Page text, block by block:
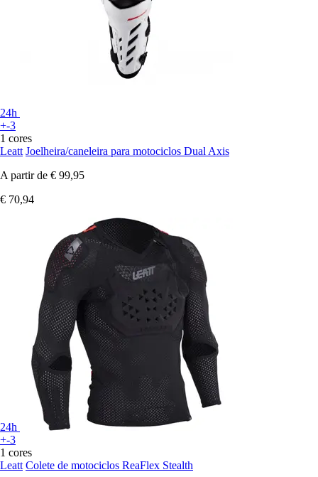
24h
+-3
1 cores
Leatt Joelheira/caneleira para motociclos Dual Axis
A partir de € 99,95
€ 70,94
24h
+-3
1 cores
Leatt Colete de motociclos ReaFlex Stealth